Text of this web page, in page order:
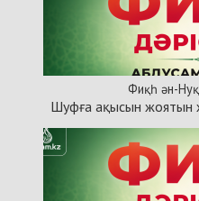
Фиқһ ән-
Шуфға ақысын жоятын